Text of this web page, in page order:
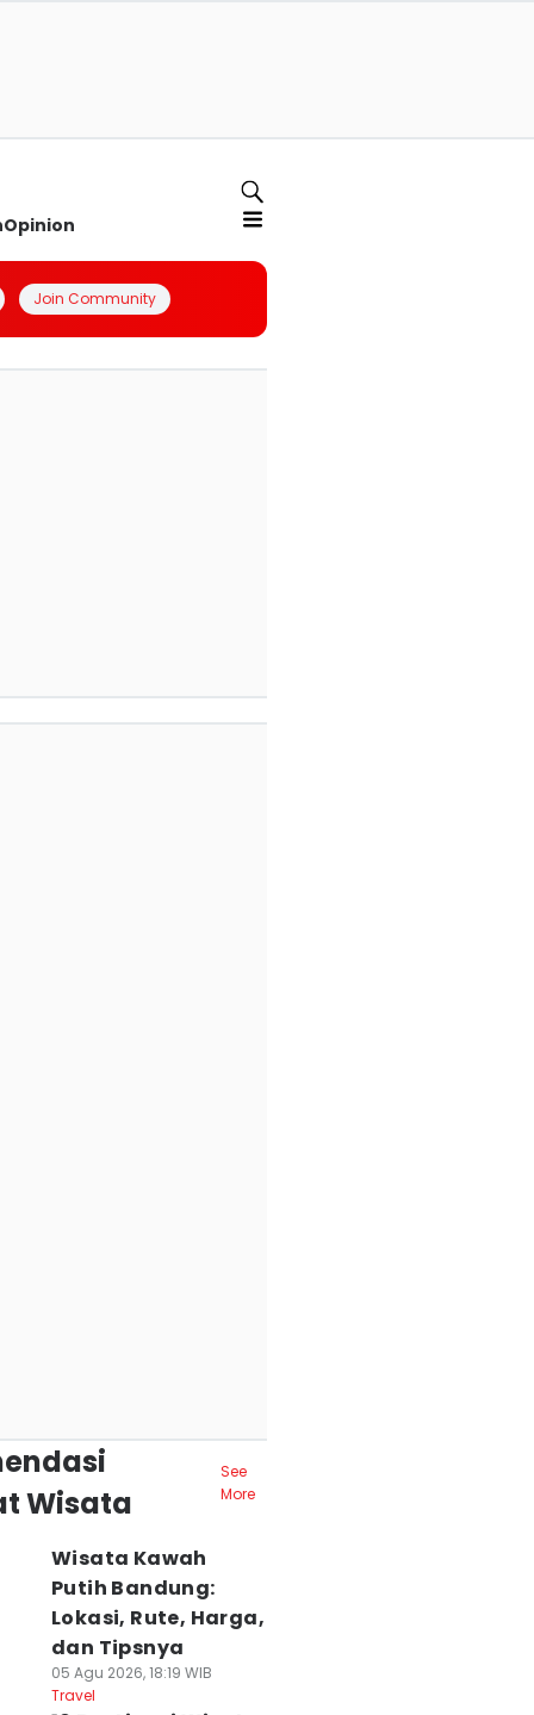
Opinion
Join Community
Wisata
See
More
Wisata Kawah
Putih Bandung:
Lokasi, Rute, Harga,
dan Tipsnya
05 Agu 2026, 18:19 WIB
Travel